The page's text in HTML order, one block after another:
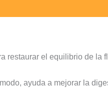
restaurar el equilibrio de la
ayuda a mejorar la